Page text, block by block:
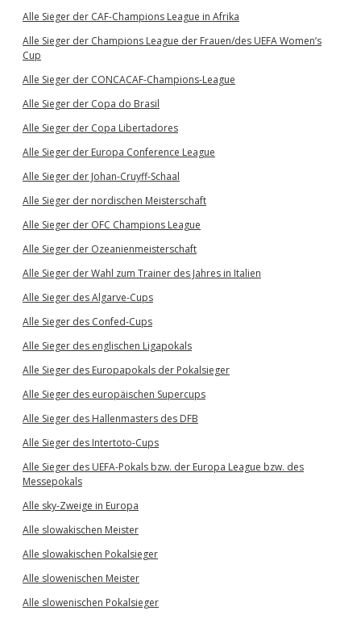
Alle Sieger der CAF-Champions League in Afrika
Alle Sieger der Champions League der Frauen/des UEFA Women’s
Cup
Alle Sieger der CONCACAF-Champions-League
Alle Sieger der Copa do Brasil
Alle Sieger der Copa Libertadores
Alle Sieger der Europa Conference League
Alle Sieger der Johan-Cruyff-Schaal
Alle Sieger der nordischen Meisterschaft
Alle Sieger der OFC Champions League
Alle Sieger der Ozeanienmeisterschaft
Alle Sieger der Wahl zum Trainer des Jahres in Italien
Alle Sieger des Algarve-Cups
Alle Sieger des Confed-Cups
Alle Sieger des englischen Ligapokals
Alle Sieger des Europapokals der Pokalsieger
Alle Sieger des europäischen Supercups
Alle Sieger des Hallenmasters des DFB
Alle Sieger des Intertoto-Cups
Alle Sieger des UEFA-Pokals bzw. der Europa League bzw. des
Messepokals
Alle sky-Zweige in Europa
Alle slowakischen Meister
Alle slowakischen Pokalsieger
Alle slowenischen Meister
Alle slowenischen Pokalsieger